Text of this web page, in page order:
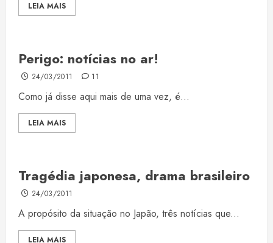
LEIA MAIS
Perigo: notícias no ar!
24/03/2011 11
Como já disse aqui mais de uma vez, é...
LEIA MAIS
Tragédia japonesa, drama brasileiro
24/03/2011
A propósito da situação no Japão, três notícias que...
LEIA MAIS